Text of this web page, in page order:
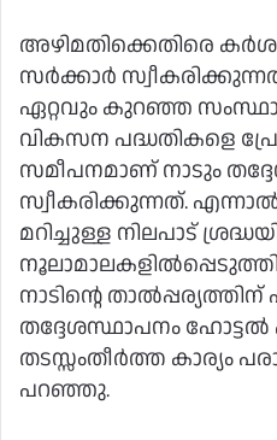
അഴിമതിക്കെതിരെ
സർക്കാർ
ഏറ്റവും കുറഞ്ഞ
വികസന പദ്ധതികളെ
സമീപനമാണ്‌ നാടും
സ്വീകരിക്കുന്നത്‌.
മറിച്ചുള്ള നിലപാട്‌
നാടിന്റെ
തദ്ദേശസ്ഥാപനം ഹോട്ടൽ
തടസ്സംതീർത്ത കാര്യം
പറഞ്ഞു.